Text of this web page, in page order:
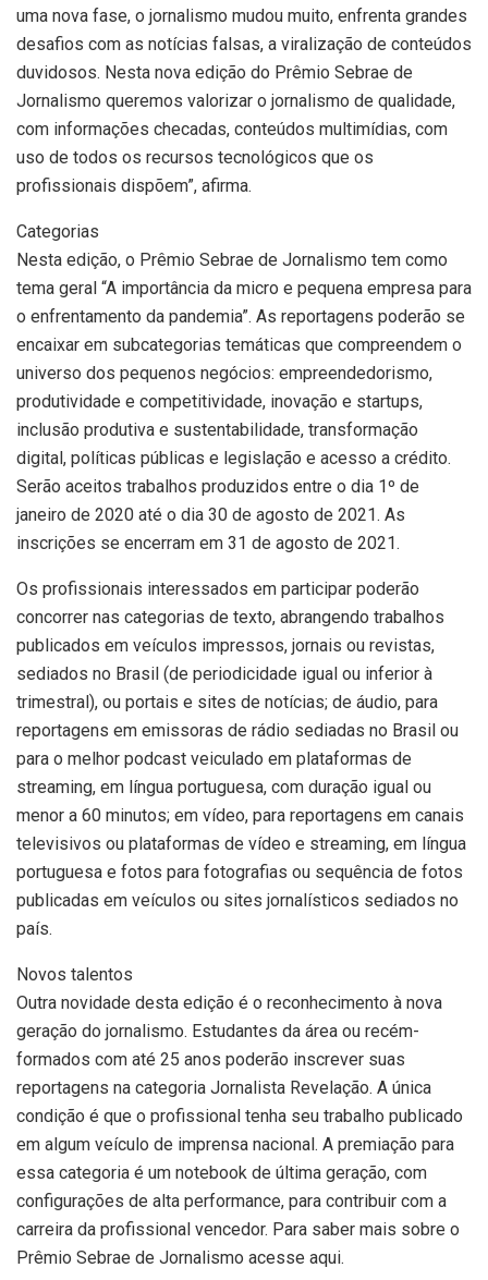
uma nova fase, o jornalismo mudou muito, enfrenta grandes
desafios com as notícias falsas, a viralização de conteúdos
duvidosos. Nesta nova edição do Prêmio Sebrae de
Jornalismo queremos valorizar o jornalismo de qualidade,
com informações checadas, conteúdos multimídias, com
uso de todos os recursos tecnológicos que os
profissionais dispõem”, afirma.
Categorias
Nesta edição, o Prêmio Sebrae de Jornalismo tem como
tema geral “A importância da micro e pequena empresa para
o enfrentamento da pandemia”. As reportagens poderão se
encaixar em subcategorias temáticas que compreendem o
universo dos pequenos negócios: empreendedorismo,
produtividade e competitividade, inovação e startups,
inclusão produtiva e sustentabilidade, transformação
digital, políticas públicas e legislação e acesso a crédito.
Serão aceitos trabalhos produzidos entre o dia 1º de
janeiro de 2020 até o dia 30 de agosto de 2021. As
inscrições se encerram em 31 de agosto de 2021.
Os profissionais interessados em participar poderão
concorrer nas categorias de texto, abrangendo trabalhos
publicados em veículos impressos, jornais ou revistas,
sediados no Brasil (de periodicidade igual ou inferior à
trimestral), ou portais e sites de notícias; de áudio, para
reportagens em emissoras de rádio sediadas no Brasil ou
para o melhor podcast veiculado em plataformas de
streaming, em língua portuguesa, com duração igual ou
menor a 60 minutos; em vídeo, para reportagens em canais
televisivos ou plataformas de vídeo e streaming, em língua
portuguesa e fotos para fotografias ou sequência de fotos
publicadas em veículos ou sites jornalísticos sediados no
país.
Novos talentos
Outra novidade desta edição é o reconhecimento à nova
geração do jornalismo. Estudantes da área ou recém-
formados com até 25 anos poderão inscrever suas
reportagens na categoria Jornalista Revelação. A única
condição é que o profissional tenha seu trabalho publicado
em algum veículo de imprensa nacional. A premiação para
essa categoria é um notebook de última geração, com
configurações de alta performance, para contribuir com a
carreira da profissional vencedor. Para saber mais sobre o
Prêmio Sebrae de Jornalismo acesse aqui.